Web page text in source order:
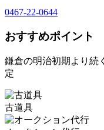
0467-22-0644
おすすめポイント
鎌倉の明治初期より続
定
古道具